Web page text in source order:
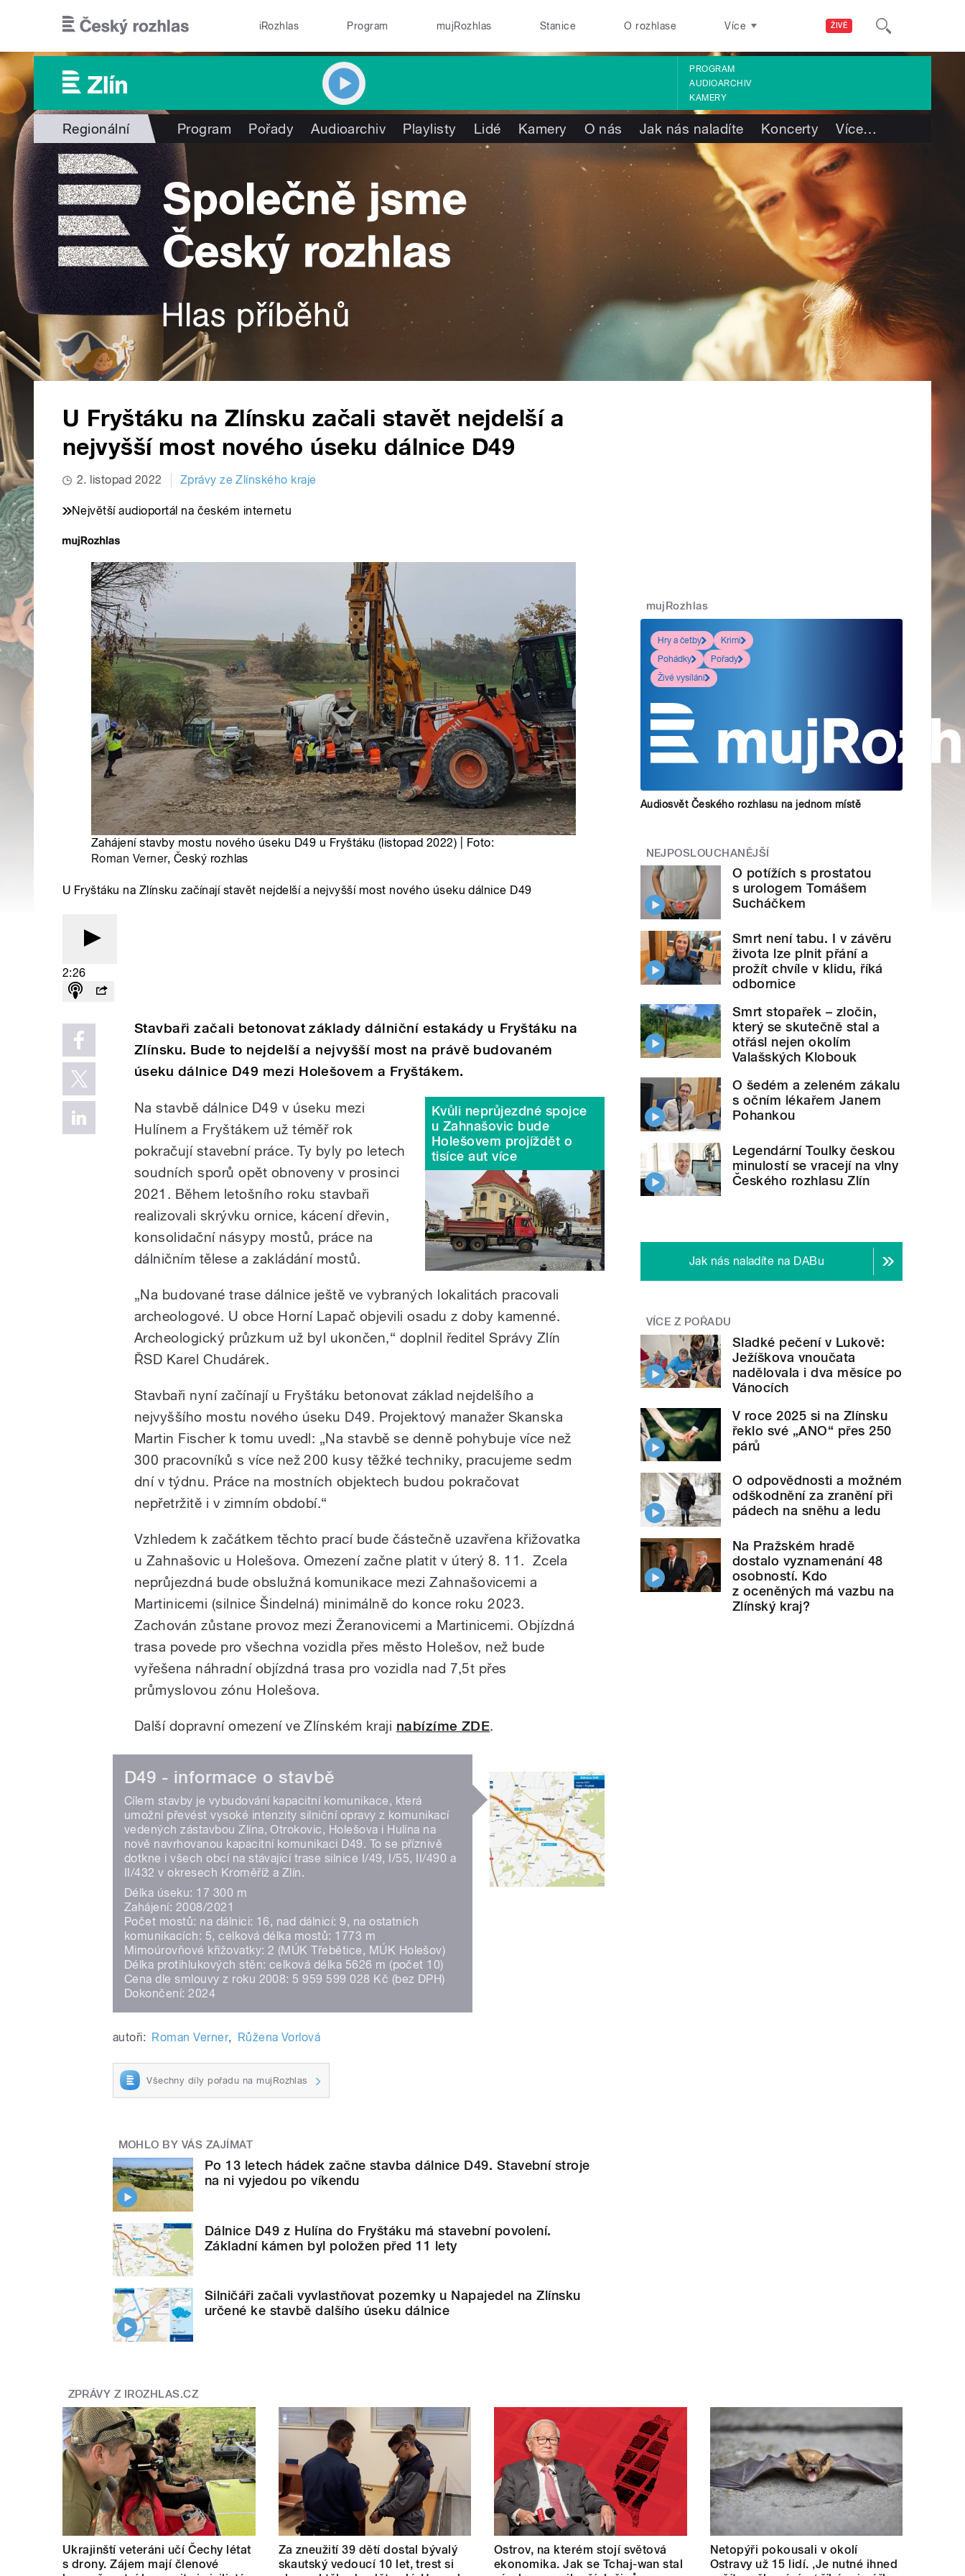
ŽIVĚ
iRozhlas Program mujRozhlas Stanice O rozhlase Více
PROGRAM
AUDIOARCHIV
KAMERY
Regionální Program Pořady Audioarchiv Playlisty Lidé Kamery O nás Jak nás naladíte Koncerty Více…
U Fryštáku na Zlínsku začali stavět nejdelší a
nejvyšší most nového úseku dálnice D49
2. listopad 2022 Zprávy ze Zlínského kraje
Největší audioportál na českém internetu
Zahájení stavby mostu nového úseku D49 u Fryštáku (listopad 2022) | Foto:
Roman Verner, Český rozhlas
U Fryštáku na Zlínsku začínají stavět nejdelší a nejvyšší most nového úseku dálnice D49
2:26
Stavbaři začali betonovat základy dálniční estakády u Fryštáku na
Zlínsku. Bude to nejdelší a nejvyšší most na právě budovaném
úseku dálnice D49 mezi Holešovem a Fryštákem.
Kvůli neprůjezdné spojce
u Zahnašovic bude
Holešovem projíždět o
tisíce aut více
Na stavbě dálnice D49 v úseku mezi
Hulínem a Fryštákem už téměř rok
pokračují stavební práce. Ty byly po letech
soudních sporů opět obnoveny v prosinci
2021. Během letošního roku stavbaři
realizovali skrývku ornice, kácení dřevin,
konsolidační násypy mostů, práce na
dálničním tělese a zakládání mostů.
„Na budované trase dálnice ještě ve vybraných lokalitách pracovali
archeologové. U obce Horní Lapač objevili osadu z doby kamenné.
Archeologický průzkum už byl ukončen,“ doplnil ředitel Správy Zlín
ŘSD Karel Chudárek.
Stavbaři nyní začínají u Fryštáku betonovat základ nejdelšího a
nejvyššího mostu nového úseku D49. Projektový manažer Skanska
Martin Fischer k tomu uvedl: „Na stavbě se denně pohybuje více než
300 pracovníků s více než 200 kusy těžké techniky, pracujeme sedm
dní v týdnu. Práce na mostních objektech budou pokračovat
nepřetržitě i v zimním období.“
Vzhledem k začátkem těchto prací bude částečně uzavřena křižovatka
u Zahnašovic u Holešova. Omezení začne platit v úterý 8. 11. Zcela
neprůjezdná bude obslužná komunikace mezi Zahnašovicemi a
Martinicemi (silnice Šindelná) minimálně do konce roku 2023.
Zachován zůstane provoz mezi Žeranovicemi a Martinicemi. Objízdná
trasa povede pro všechna vozidla přes město Holešov, než bude
vyřešena náhradní objízdná trasa pro vozidla nad 7,5t přes
průmyslovou zónu Holešova.
Další dopravní omezení ve Zlínském kraji nabízíme ZDE.
D49 - informace o stavbě
Cílem stavby je vybudování kapacitní komunikace, která
umožní převést vysoké intenzity silniční opravy z komunikací
vedených zástavbou Zlína, Otrokovic, Holešova i Hulína na
nově navrhovanou kapacitní komunikaci D49. To se příznivě
dotkne i všech obcí na stávající trase silnice I/49, I/55, II/490 a
II/432 v okresech Kroměříž a Zlín.
Délka úseku: 17 300 m
Zahájení: 2008/2021
Počet mostů: na dálnici: 16, nad dálnicí: 9, na ostatních
komunikacích: 5, celková délka mostů: 1773 m
Mimoúrovňové křižovatky: 2 (MÚK Třebětice, MÚK Holešov)
Délka protihlukových stěn: celková délka 5626 m (počet 10)
Cena dle smlouvy z roku 2008: 5 959 599 028 Kč (bez DPH)
Dokončení: 2024
autoři: Roman Verner, Růžena Vorlová
Všechny díly pořadu na mujRozhlas
MOHLO BY VÁS ZAJÍMAT
Po 13 letech hádek začne stavba dálnice D49. Stavební stroje
na ni vyjedou po víkendu
Dálnice D49 z Hulína do Fryštáku má stavební povolení.
Základní kámen byl položen před 11 lety
Silničáři začali vyvlastňovat pozemky u Napajedel na Zlínsku
určené ke stavbě dalšího úseku dálnice
mujRozhlas
Hry a četby
Krimi
Pohádky
Pořady
Živé vysílání
Audiosvět Českého rozhlasu na jednom místě
NEJPOSLOUCHANĚJŠÍ
O potížích s prostatou
s urologem Tomášem
Sucháčkem
Smrt není tabu. I v závěru
života lze plnit přání a
prožít chvíle v klidu, říká
odbornice
Smrt stopařek – zločin,
který se skutečně stal a
otřásl nejen okolím
Valašských Klobouk
O šedém a zeleném zákalu
s očním lékařem Janem
Pohankou
Legendární Toulky českou
minulostí se vracejí na vlny
Českého rozhlasu Zlín
Jak nás naladíte na DABu
VÍCE Z POŘADU
Sladké pečení v Lukově:
Ježíškova vnoučata
nadělovala i dva měsíce po
Vánocích
V roce 2025 si na Zlínsku
řeklo své „ANO“ přes 250
párů
O odpovědnosti a možném
odškodnění za zranění při
pádech na sněhu a ledu
Na Pražském hradě
dostalo vyznamenání 48
osobností. Kdo
z oceněných má vazbu na
Zlínský kraj?
ZPRÁVY Z IROZHLAS.CZ
Ukrajinští veteráni učí Čechy létat
s drony. Zájem mají členové
Za zneužití 39 dětí dostal bývalý
skautský vedoucí 10 let, trest si
Ostrov, na kterém stojí světová
ekonomika. Jak se Tchaj-wan stal
Netopýři pokousali v okolí
Ostravy už 15 lidí. ‚Je nutné ihned